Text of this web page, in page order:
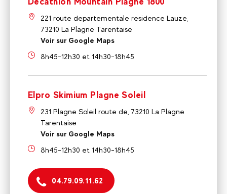
221 route departementale residence Lauze,
73210 La Plagne Tarentaise
Voir sur Google Maps
8h45-12h30 et 14h30-18h45
Elpro Skimium Plagne Soleil
231 Plagne Soleil route de, 73210 La Plagne
Tarentaise
Voir sur Google Maps
8h45-12h30 et 14h30-18h45
04.79.09.11.62